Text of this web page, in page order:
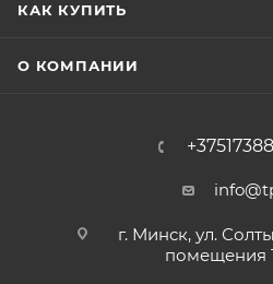
КАК КУПИТЬ
О КОМПАНИИ
г. Минск, ул.
помещения